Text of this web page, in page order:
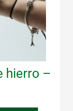
hierro –